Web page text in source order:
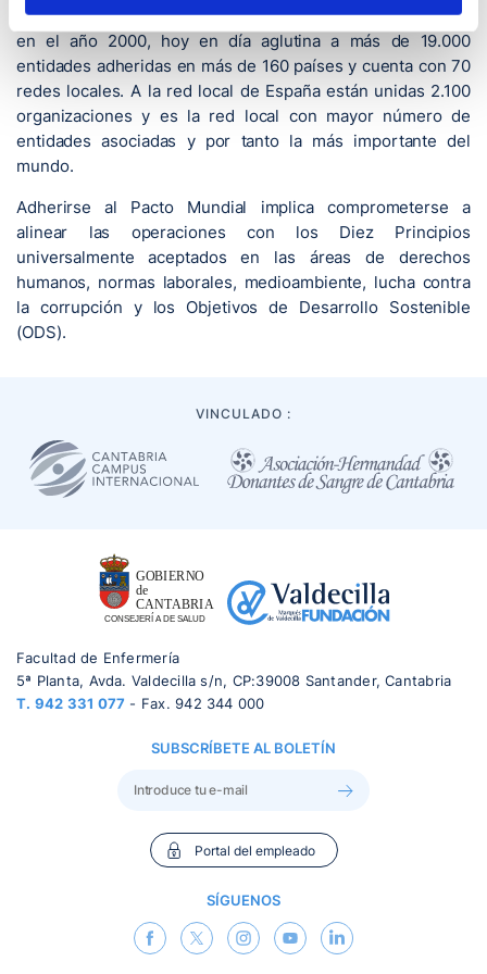
iniciativa de sostenibilidad corporativa del mundo. Nacida
en el año 2000, hoy en día aglutina a más de 19.000
entidades adheridas en más de 160 países y cuenta con 70
redes locales. A la red local de España están unidas 2.100
organizaciones y es la red local con mayor número de
entidades asociadas y por tanto la más importante del
mundo.
Adherirse al Pacto Mundial implica comprometerse a
alinear las operaciones con los Diez Principios
universalmente aceptados en las áreas de derechos
humanos, normas laborales, medioambiente, lucha contra
la corrupción y los Objetivos de Desarrollo Sostenible
(ODS).
VINCULADO :
Facultad de Enfermería
5ª Planta, Avda. Valdecilla s/n, CP:39008 Santander, Cantabria
T. 942 331 077 - Fax. 942 344 000
Portal del empleado
SÍGUENOS
SUBSCRÍBETE AL BOLETÍN